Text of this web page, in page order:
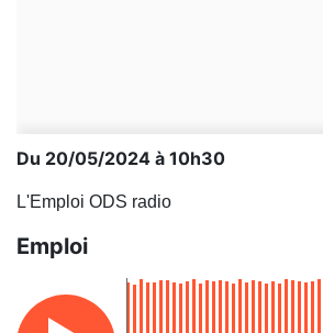
Du 20/05/2024 à 10h30
L'Emploi ODS radio
Emploi